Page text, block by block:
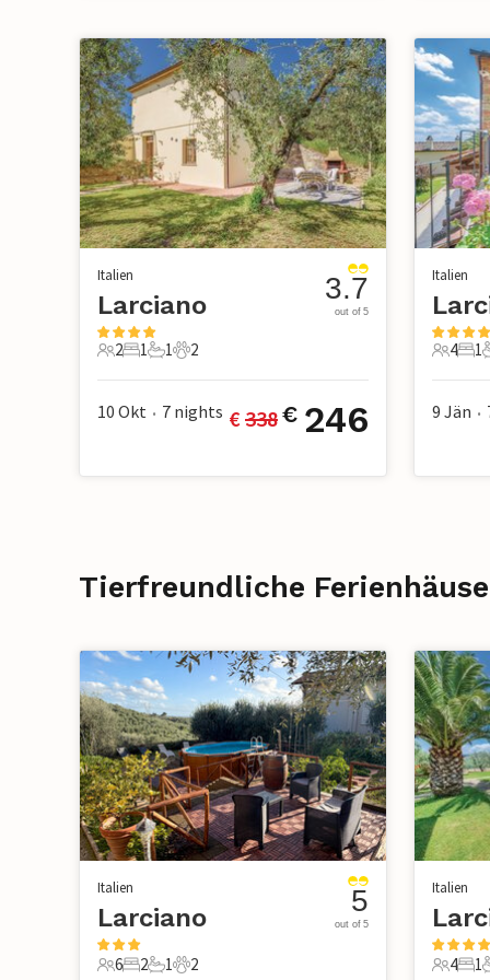
Italien
Larciano
2 Gäste
2
1 Schlafzimmer
1
1 Badezimmer
1
2 Haustiere
2
3.7
out of 5
10 Okt • 7 nights € 338€ 246
Italien
4 Gäste
4
1
1
9 Jän •
Tierfreundliche
Italien
Larciano
6 2 1 2
5
out of 5
Italien
4 1